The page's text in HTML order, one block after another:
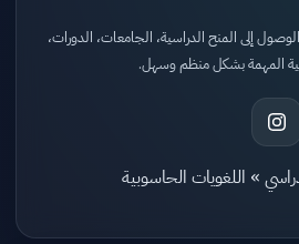
إلى المنح الدراسية، الجامعات، الدورات،
المهمة بشكل منظم وسهل.
» اللغويات الحاسوبية